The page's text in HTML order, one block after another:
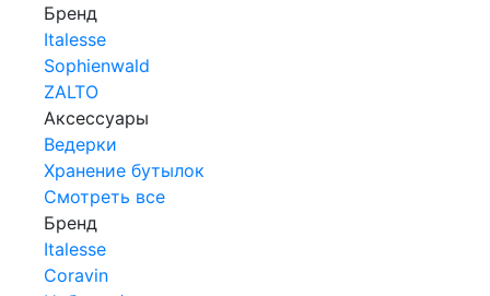
Бренд
Italesse
Sophienwald
ZALTO
Аксессуары
Ведерки
Хранение бутылок
Смотреть все
Бренд
Italesse
Coravin